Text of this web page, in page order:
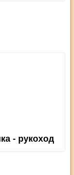
- рукоход